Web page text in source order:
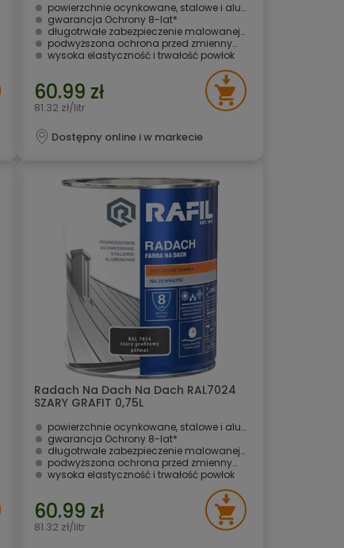
powierzchnie ocynkowane, stalowe i aluminiowe
gwarancja Ochrony 8-lat* ­
długotrwałe zabezpieczenie malowanej powierzchni
podwyższona ochrona przed zmiennymi warunkami atmosferycznymi i UV
wysoka elastyczność i trwałość powłok
60.99 zł
81.32 zł/litr
Dostępny online i w markecie
Radach Na Dach Na Dach RAL7024
SZARY GRAFIT 0,75L
powierzchnie ocynkowane, stalowe i aluminiowe
gwarancja Ochrony 8-lat* ­
długotrwałe zabezpieczenie malowanej powierzchni
podwyższona ochrona przed zmiennymi warunkami atmosferycznymi i UV
wysoka elastyczność i trwałość powłok
60.99 zł
81.32 zł/litr